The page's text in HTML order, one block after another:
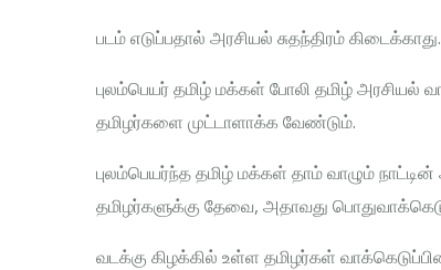
படம் எடுப்பதால் அரசியல் சுதந்திரம் கிடைக்காது.
புலம்பெயர் தமிழ் மக்கள் போலி தமிழ் அரசியல்
தமிழர்களை முட்டாளாக்க வேண்டும்.
புலம்பெயர்ந்த தமிழ் மக்கள் தாம் வாழும்
தமிழர்களுக்கு தேவை, அதாவது
வடக்கு கிழக்கில் உள்ள தமிழர்கள்